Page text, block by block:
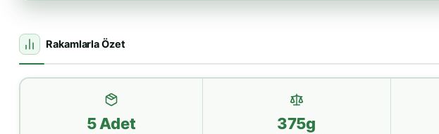
Rakamlarla Özet
5 Adet 375g